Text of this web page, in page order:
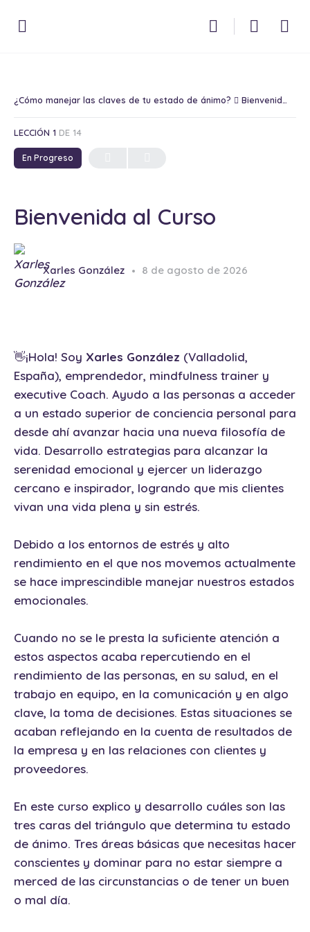
¿Cómo manejar las claves de tu estado de ánimo? Bienvenida al Curso
LECCIÓN 1 DE 14
En Progreso
Bienvenida al Curso
Xarles González 8 de agosto de 2026
👋¡Hola! Soy Xarles González (Valladolid,
España), emprendedor, mindfulness trainer y
executive Coach. Ayudo a las personas a acceder
a un estado superior de conciencia personal para
desde ahí avanzar hacia una nueva filosofía de
vida. Desarrollo estrategias para alcanzar la
serenidad emocional y ejercer un liderazgo
cercano e inspirador, logrando que mis clientes
vivan una vida plena y sin estrés.
Debido a los entornos de estrés y alto
rendimiento en el que nos movemos actualmente
se hace imprescindible manejar nuestros estados
emocionales.
Cuando no se le presta la suficiente atención a
estos aspectos acaba repercutiendo en el
rendimiento de las personas, en su salud, en el
trabajo en equipo, en la comunicación y en algo
clave, la toma de decisiones. Estas situaciones se
acaban reflejando en la cuenta de resultados de
la empresa y en las relaciones con clientes y
proveedores.
En este curso explico y desarrollo cuáles son las
tres caras del triángulo que determina tu estado
de ánimo. Tres áreas básicas que necesitas hacer
conscientes y dominar para no estar siempre a
merced de las circunstancias o de tener un buen
o mal día.